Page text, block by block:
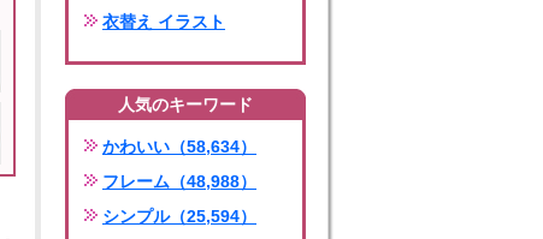
衣替え イラスト
人気のキーワード
かわいい（58,634）
フレーム（48,988）
シンプル（25,594）